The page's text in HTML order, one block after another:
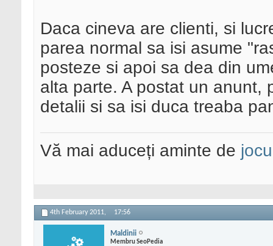
Daca cineva are clienti, si
parea normal sa isi asume
posteze si apoi sa dea din
alta parte. A postat un anunt,
detalii si sa isi duca treaba
Vă mai aduceți aminte de
4th February 2011, 17:56
Maldinii
Membru SeoPedia